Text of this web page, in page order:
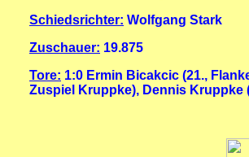
Schiedsrichter: Wolfgang Stark
Zuschauer: 19.875
Tore: 1:0 Ermin Bicakcic (21.,
Zuspiel Kruppke), Dennis Kruppke